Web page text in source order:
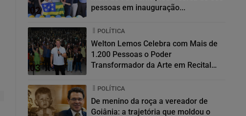
02
pessoas em inauguração...
03
POLÍTICA
Welton Lemos Celebra com Mais de
1.200 Pessoas o Poder
Transformador da Arte em Recital
POLÍTICA
De menino da roça a vereador de
Goiânia: a trajetória que moldou o